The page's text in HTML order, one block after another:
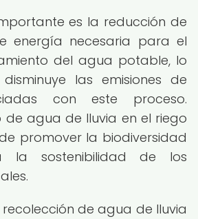
es la reducción de
energía necesaria para el
del agua potable, lo
las emisiones de
con este proceso.
de agua de lluvia en el riego
promover la biodiversidad
la sostenibilidad de los
recolección de agua de lluvia